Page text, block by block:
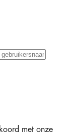
met onze